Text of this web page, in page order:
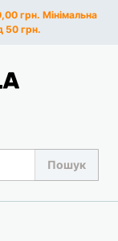
грн. Мінімальна
50 грн.
Пошук